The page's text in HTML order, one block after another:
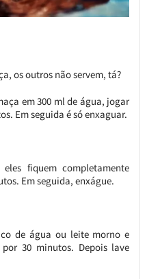
os outros não servem, tá?
em 300 ml de água, jogar
Em seguida é só enxaguar.
fiquem completamente
Em seguida, enxágue.
de água ou leite morno e
30 minutos. Depois lave